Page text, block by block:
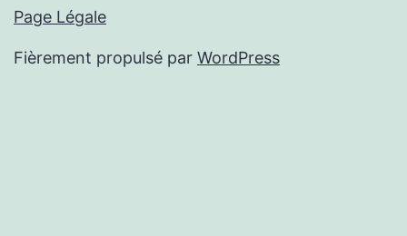
Page Légale
Fièrement propulsé par WordPress